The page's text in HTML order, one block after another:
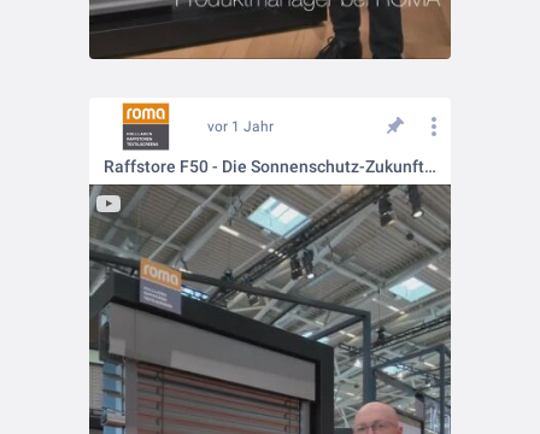
vor 1 Jahr
Raffstore F50 - Die Sonnenschutz-Zukunft an der Pfosten-Riegel-Fassade